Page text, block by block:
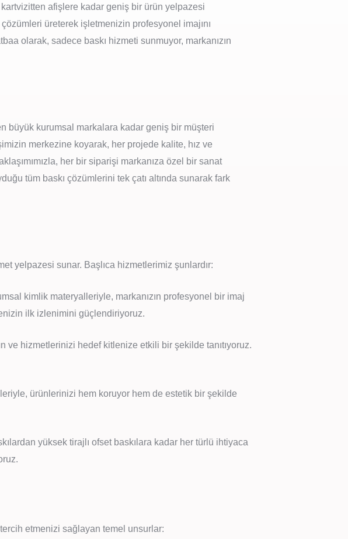
afişlere kadar geniş bir ürün yelpazesi
üreterek işletmenizin profesyonel imajını
olarak, sadece baskı hizmeti sunmuyor, markanızın
büyük kurumsal markalara kadar geniş bir müşteri
merkezine koyarak, her projede kalite, hız ve
her bir siparişi markanıza özel bir sanat
tüm baskı çözümlerini tek çatı altında sunarak fark
yelpazesi sunar. Başlıca hizmetlerimiz şunlardır:
kimlik materyalleriyle, markanızın profesyonel bir imaj
ilk izlenimini güçlendiriyoruz.
ve hizmetlerinizi hedef kitlenize etkili bir şekilde tanıtıyoruz.
ürünlerinizi hem koruyor hem de estetik bir şekilde
yüksek tirajlı ofset baskılara kadar her türlü ihtiyaca
etmenizi sağlayan temel unsurlar: